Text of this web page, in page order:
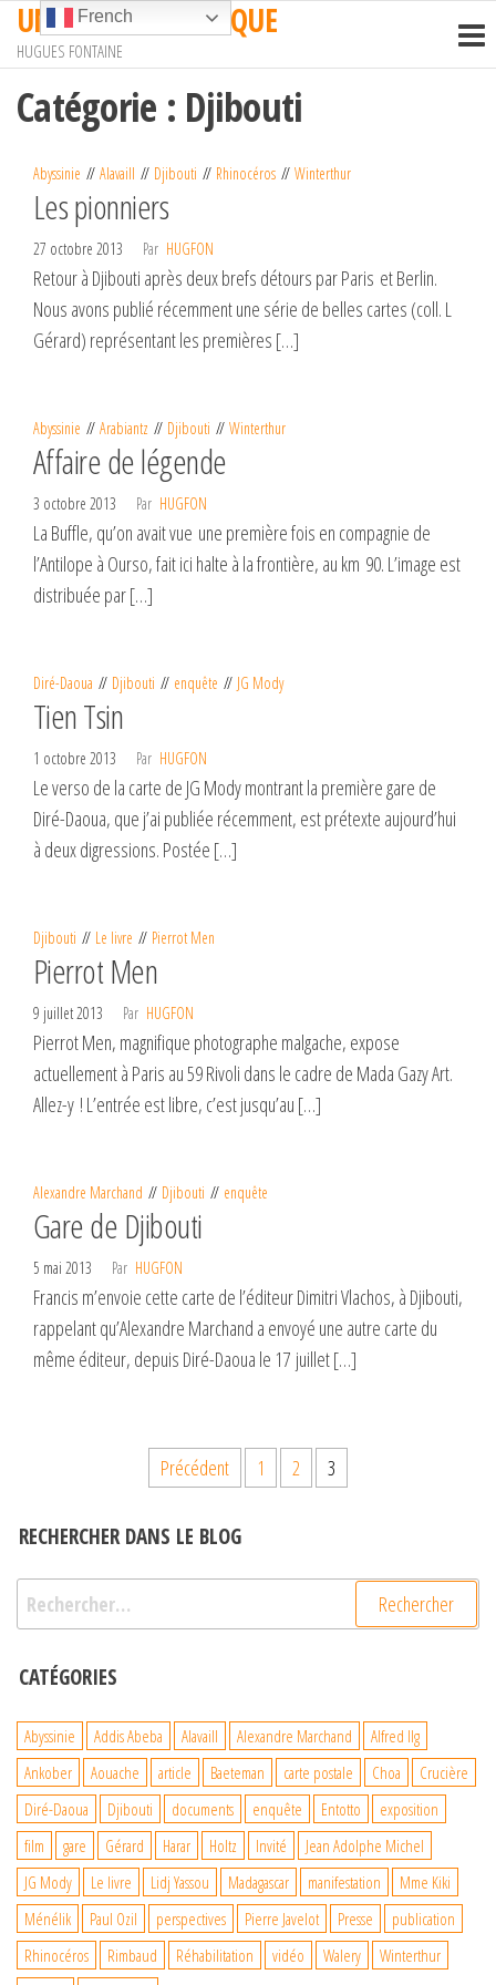
Passer
contenu
UN TRAIN EN AFRIQUE
HUGUES FONTAINE
Catégorie : Djibouti
Abyssinie Alavaill Djibouti Rhinocéros Winterthur
Les pionniers
27 octobre 2013 Par HUGFON
Retour à Djibouti après deux brefs détours par Paris et Berlin.
Nous avons publié récemment une série de belles cartes (coll. L
Gérard) représentant les premières […]
Abyssinie Arabiantz Djibouti Winterthur
Affaire de légende
3 octobre 2013 Par HUGFON
La Buffle, qu’on avait vue une première fois en compagnie de
l’Antilope à Ourso, fait ici halte à la frontière, au km 90. L’image est
distribuée par […]
Diré-Daoua Djibouti enquête JG Mody
Tien Tsin
1 octobre 2013 Par HUGFON
Le verso de la carte de JG Mody montrant la première gare de
Diré-Daoua, que j’ai publiée récemment, est prétexte aujourd’hui
à deux digressions. Postée […]
Djibouti Le livre Pierrot Men
Pierrot Men
9 juillet 2013 Par HUGFON
Pierrot Men, magnifique photographe malgache, expose
actuellement à Paris au 59 Rivoli dans le cadre de Mada Gazy Art.
Allez-y ! L’entrée est libre, c’est jusqu’au […]
Alexandre Marchand Djibouti enquête
Gare de Djibouti
5 mai 2013 Par HUGFON
Francis m’envoie cette carte de l’éditeur Dimitri Vlachos, à Djibouti,
rappelant qu’Alexandre Marchand a envoyé une autre carte du
même éditeur, depuis Diré-Daoua le 17 juillet […]
publications
Précédent 1 2 3
RECHERCHER DANS LE BLOG
Rechercher :
CATÉGORIES
Abyssinie Addis Abeba Alavaill Alexandre Marchand
Alfred Ilg
Ankober
Aouache article Baeteman carte postale Choa
Crucière
Diré-Daoua
Djibouti documents enquête Entotto
exposition
film
gare Gérard Harar Holtz Invité
Jean Adolphe Michel
JG Mody
Le livre Lidj Yassou Madagascar manifestation
Mme Kiki
Ménélik
Paul Ozil perspectives Pierre Javelot Presse
publication
Rhinocéros
Rimbaud Réhabilitation vidéo Walery
Winterthur
French